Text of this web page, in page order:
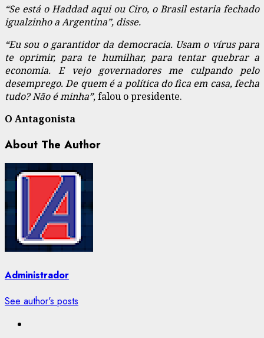
“Se está o Haddad aqui ou Ciro, o Brasil estaria fechado
igualzinho a Argentina”, disse.
“Eu sou o garantidor da democracia. Usam o vírus para
te oprimir, para te humilhar, para tentar quebrar a
economia. E vejo governadores me culpando pelo
desemprego. De quem é a política do fica em casa, fecha
tudo? Não é minha”, falou o presidente.
O Antagonista
About The Author
Administrador
See author's posts